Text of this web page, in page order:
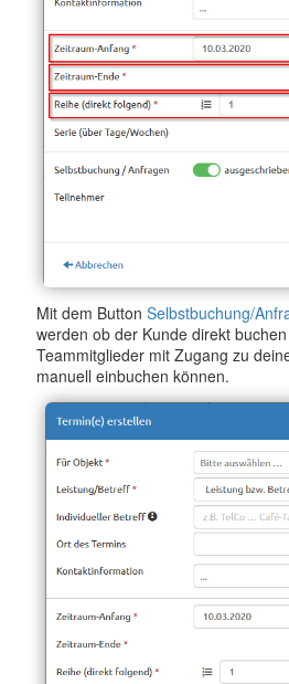
Mit dem Button Selbstbuchung/
werden ob der Kunde direkt
Teammitglieder mit Zugang zu
manuell einbuchen können.